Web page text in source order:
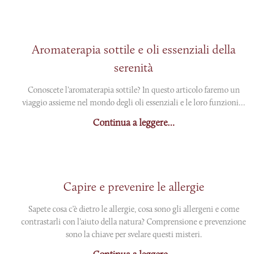
Aromaterapia sottile e oli essenziali della
serenità
Conoscete l’aromaterapia sottile? In questo articolo faremo un
viaggio assieme nel mondo degli oli essenziali e le loro funzioni…
Continua a leggere...
Capire e prevenire le allergie
Sapete cosa c’è dietro le allergie, cosa sono gli allergeni e come
contrastarli con l’aiuto della natura? Comprensione e prevenzione
sono la chiave per svelare questi misteri.